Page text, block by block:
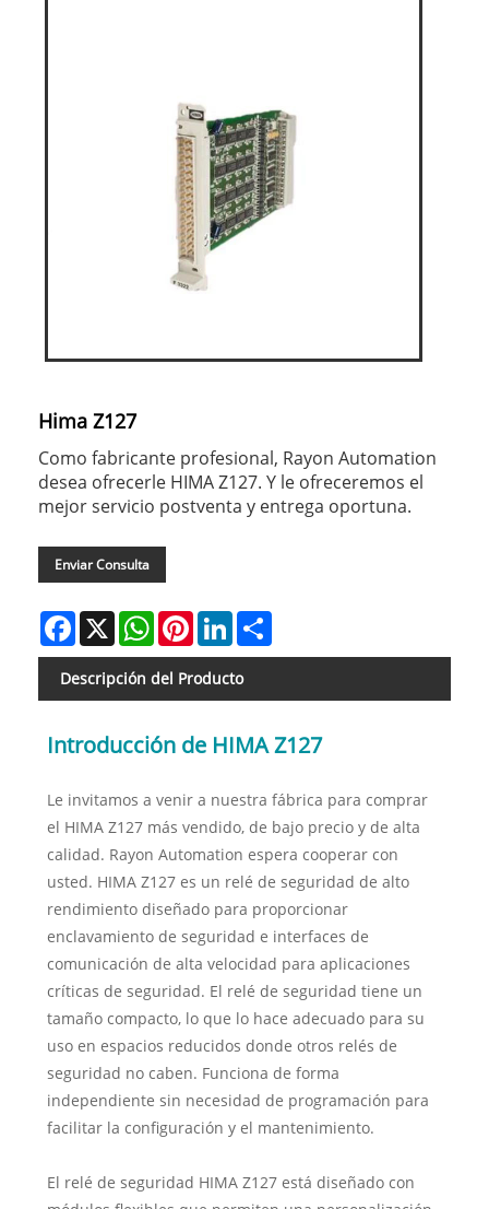
Hima Z127
Como fabricante profesional, Rayon Automation
desea ofrecerle HIMA Z127. Y le ofreceremos el
mejor servicio postventa y entrega oportuna.
Enviar Consulta
Facebook
X WhatsAppPinterestLinkedIn
Descripción del Producto
Introducción de HIMA Z127
Le invitamos a venir a nuestra fábrica para comprar
el HIMA Z127 más vendido, de bajo precio y de alta
calidad. Rayon Automation espera cooperar con
usted. HIMA Z127 es un relé de seguridad de alto
rendimiento diseñado para proporcionar
enclavamiento de seguridad e interfaces de
comunicación de alta velocidad para aplicaciones
críticas de seguridad. El relé de seguridad tiene un
tamaño compacto, lo que lo hace adecuado para su
uso en espacios reducidos donde otros relés de
seguridad no caben. Funciona de forma
independiente sin necesidad de programación para
facilitar la configuración y el mantenimiento.
El relé de seguridad HIMA Z127 está diseñado con